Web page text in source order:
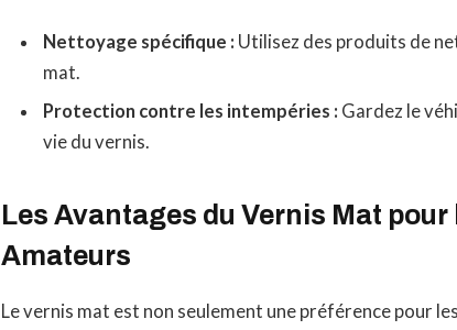
Nettoyage spécifique : Utilisez des produits de
mat.
Protection contre les intempéries : Gardez le
vie du vernis.
Les Avantages du Vernis Mat
Amateurs
Le vernis mat est non seulement une préférence pour